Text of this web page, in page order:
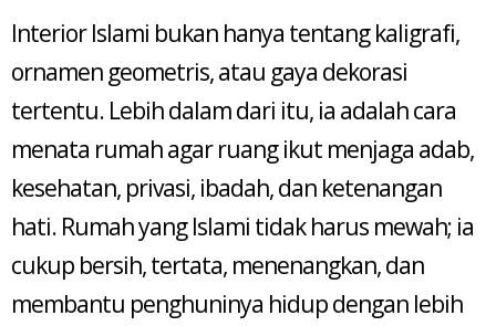
28
Interior Islami bukan hanya tentang kaligrafi,
ornamen geometris, atau gaya dekorasi
tertentu. Lebih dalam dari itu, ia adalah cara
menata rumah agar ruang ikut menjaga adab,
kesehatan, privasi, ibadah, dan ketenangan
hati. Rumah yang Islami tidak harus mewah; ia
cukup bersih, tertata, menenangkan, dan
membantu penghuninya hidup dengan lebih